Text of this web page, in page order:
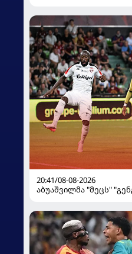
20:41/08-08-2026
აბუაშვილმა "მეცს"